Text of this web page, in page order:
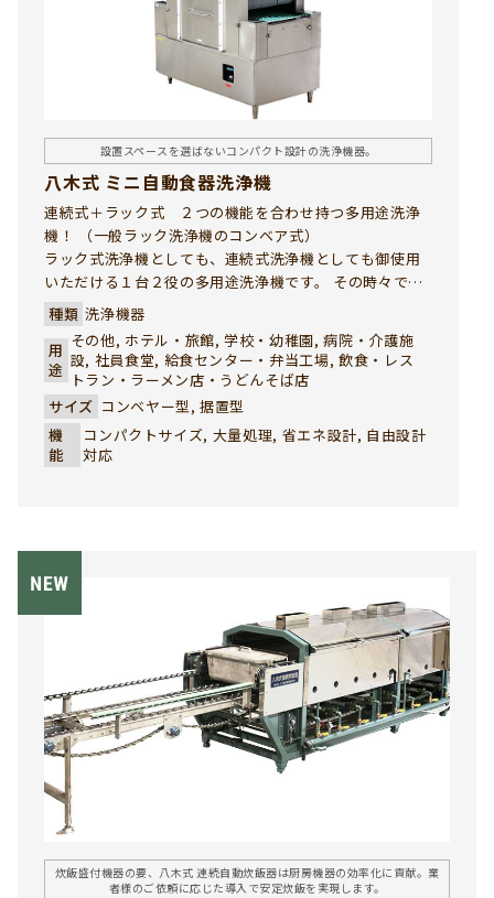
設置スペースを選ばないコンパクト設計の洗浄機器。
八木式 ミニ自動食器洗浄機
連続式＋ラック式 ２つの機能を合わせ持つ多用途洗浄
機！ （一般ラック洗浄機のコンベア式）
ラック式洗浄機としても、連続式洗浄機としても御使用
いただける１台２役の多用途洗浄機です。 その時々で、
最適の洗浄方法を選択して効率的な洗浄作業が行えま
す。
種類 洗浄機器
用
途
その他, ホテル・旅館, 学校・幼稚園, 病院・介護施
設, 社員食堂, 給食センター・弁当工場, 飲食・レス
トラン・ラーメン店・うどんそば店
サイズ コンベヤー型, 据置型
機
能
コンパクトサイズ, 大量処理, 省エネ設計, 自由設計
対応
炊飯盛付機器の要、八木式 連続自動炊飯器は厨房機器の効率化に貢献。業
者様のご依頼に応じた導入で安定炊飯を実現します。